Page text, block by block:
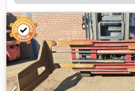
Hefvermogen: 2500kg - Hefhoogte:
Doorrijhoogte: 2800mm - Vrije-
Vorklengte: 1140mm - Maximale
Minimale vorkbreedte: 240mm -
Opties: Hoogtemeter, Vrije-heffing,
Aandrijving: Elektrisch - Rijrichting:
Aaherf - Batterij/accu informatie: - └
- └ Bouwjaar batterij: 2018 - └
spanning: 48V - └ Trog lengte [mm]: